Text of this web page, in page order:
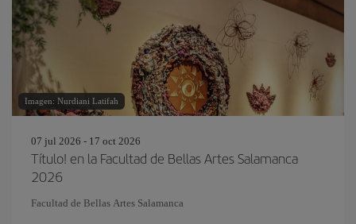
Imagen: Nurdiani Latifah
07 jul 2026 - 17 oct 2026
Título! en la Facultad de Bellas Artes Salamanca
2026
Facultad de Bellas Artes Salamanca